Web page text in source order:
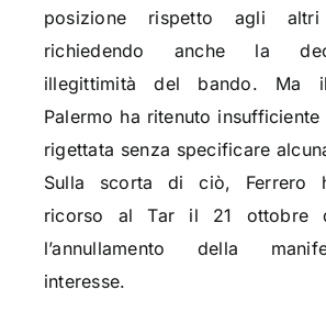
posizione rispetto agli altri
richiedendo anche la
illegittimità del bando. Ma
Palermo ha ritenuto insufficiente
rigettata senza specificare
Sulla scorta di ciò, Ferrero
ricorso al Tar il 21 ottobre
l’annullamento della
interesse.